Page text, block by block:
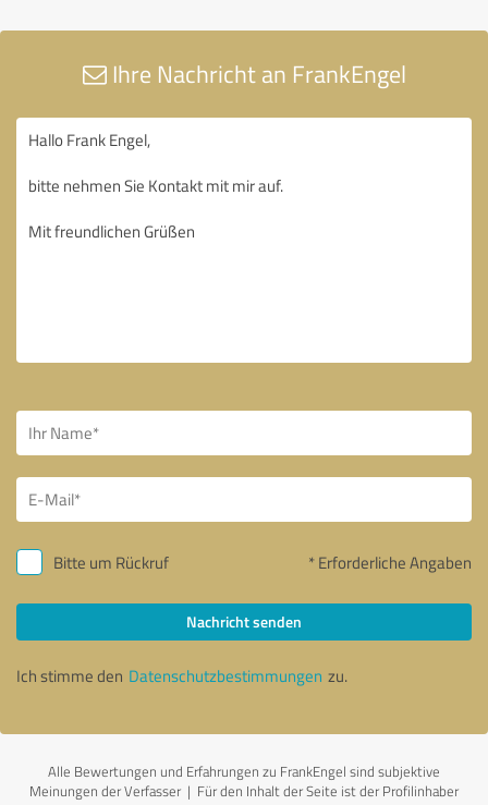
Ihre Nachricht an FrankEngel
Bitte um Rückruf * Erforderliche Angaben
Nachricht senden
Ich stimme den Datenschutzbestimmungen zu.
Alle Bewertungen und Erfahrungen zu FrankEngel sind subjektive
Meinungen der Verfasser | Für den Inhalt der Seite ist der Profilinhaber